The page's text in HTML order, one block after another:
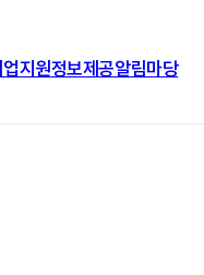
지원정보제공알림마당